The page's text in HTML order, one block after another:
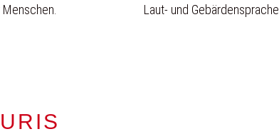
Laut- und Gebärdensprache.